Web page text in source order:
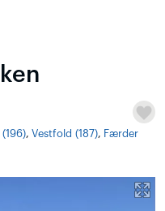
, Vestfold (187), Færder